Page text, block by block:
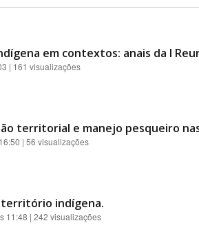
em contextos: anais da I
| 161 visualizações
territorial e manejo pesqueiro
| 56 visualizações
indígena.
11:48 | 242 visualizações